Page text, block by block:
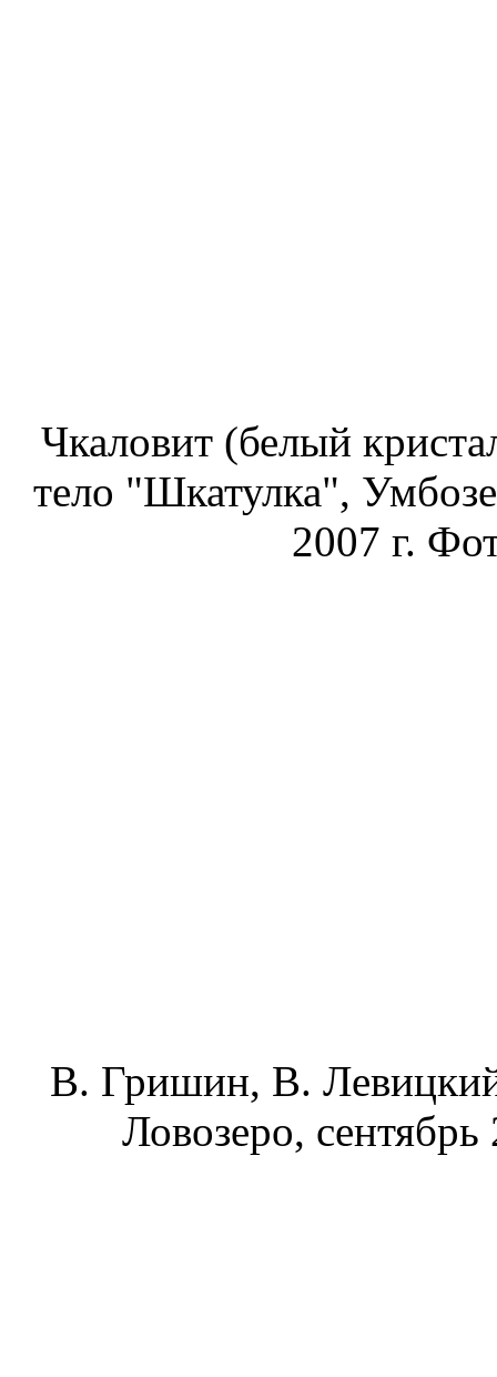
Чкаловит (белый
тело "Шкатулка",
2007 г.
В. Гришин, В.
Ловозеро,